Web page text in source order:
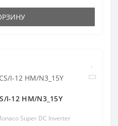
I-12 HM/N3_15Y
Super DC Inverter